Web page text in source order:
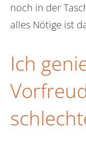
noch in der
alles Nötige ist
Ich